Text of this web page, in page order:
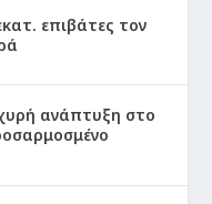
επιβάτες τον
ανάπτυξη στο